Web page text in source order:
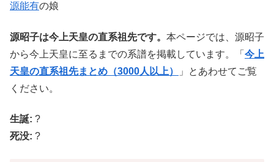
源能有の娘
源昭子は今上天皇の直系祖先です。 本ページでは、源昭子
から今上天皇に至るまでの系譜を掲載しています。「 今上
天皇の直系祖先まとめ（3000人以上）
」とあわせてご覧
ください。
生誕: ?
死没: ?